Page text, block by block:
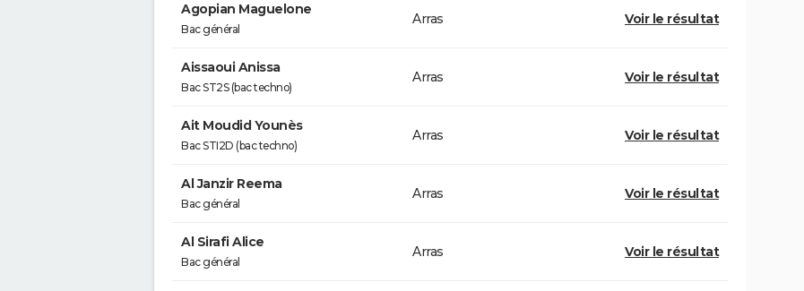
Agopian Maguelone
Bac général
Arras Voir le résultat
Aissaoui Anissa
Bac ST2S (bac techno)
Arras Voir le résultat
Ait Moudid Younès
Bac STI2D (bac techno)
Arras Voir le résultat
Al Janzir Reema
Bac général
Arras Voir le résultat
Al Sirafi Alice
Bac général
Arras Voir le résultat